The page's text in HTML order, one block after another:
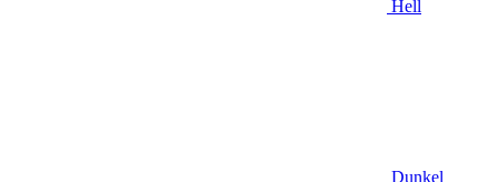
Hell
Dunkel